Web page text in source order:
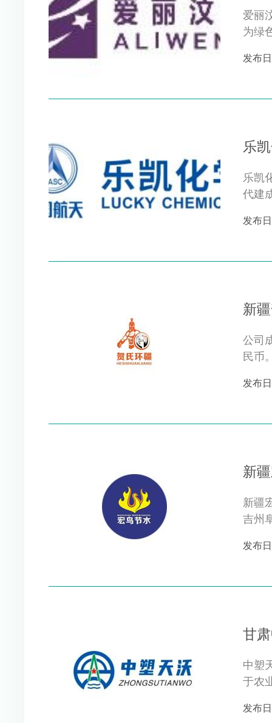
爱丽
为绿
发布
乐
乐凯
代建
发布
新
公司
民币
发布
新
新疆
吉州
发布
甘
中塑
于农
发布